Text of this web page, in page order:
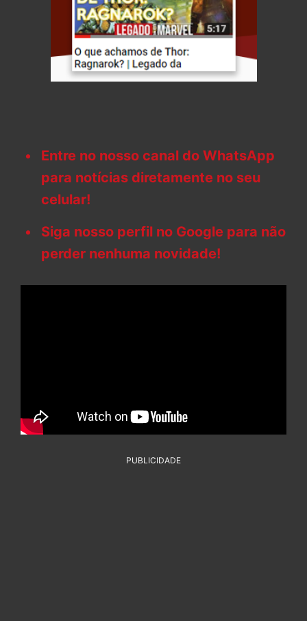
Entre no nosso canal do WhatsApp
para notícias diretamente no seu
celular!
Siga nosso perfil no Google para não
perder nenhuma novidade!
PUBLICIDADE